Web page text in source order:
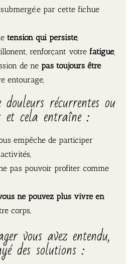
par cette fichue
tension qui persiste,
renforçant votre fatigue,
de ne pas toujours être
entourage,
récurrentes ou
et cela entraîne :
empêche de participer
pas pouvoir profiter comme
ne pouvez plus vivre en
corps,
vous avez entendu,
des solutions :